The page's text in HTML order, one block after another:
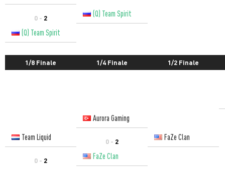
0 - 2
(Q) Team Spirit
(Q) Team Spirit
1/8 Finale 1/4 Finale 1/2 Finale
Aurora Gaming
Team Liquid
0 - 2 FaZe Clan
0 - 2
FaZe Clan